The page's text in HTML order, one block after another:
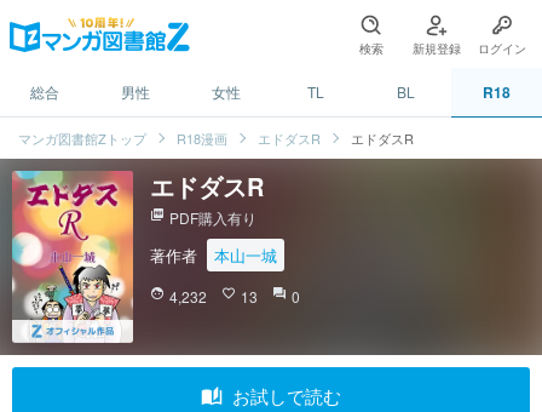
検索 新規登録 ログイン
総合 男性 女性 TL BL R18
マンガ図書館Zトップ R18漫画 エドダスR エドダスR
エドダスR
picture_as_pdf PDF購入有り
著作者 本山一城
face 4,232 favorite_border 13 question_answer 0
auto_stories お試しで読む